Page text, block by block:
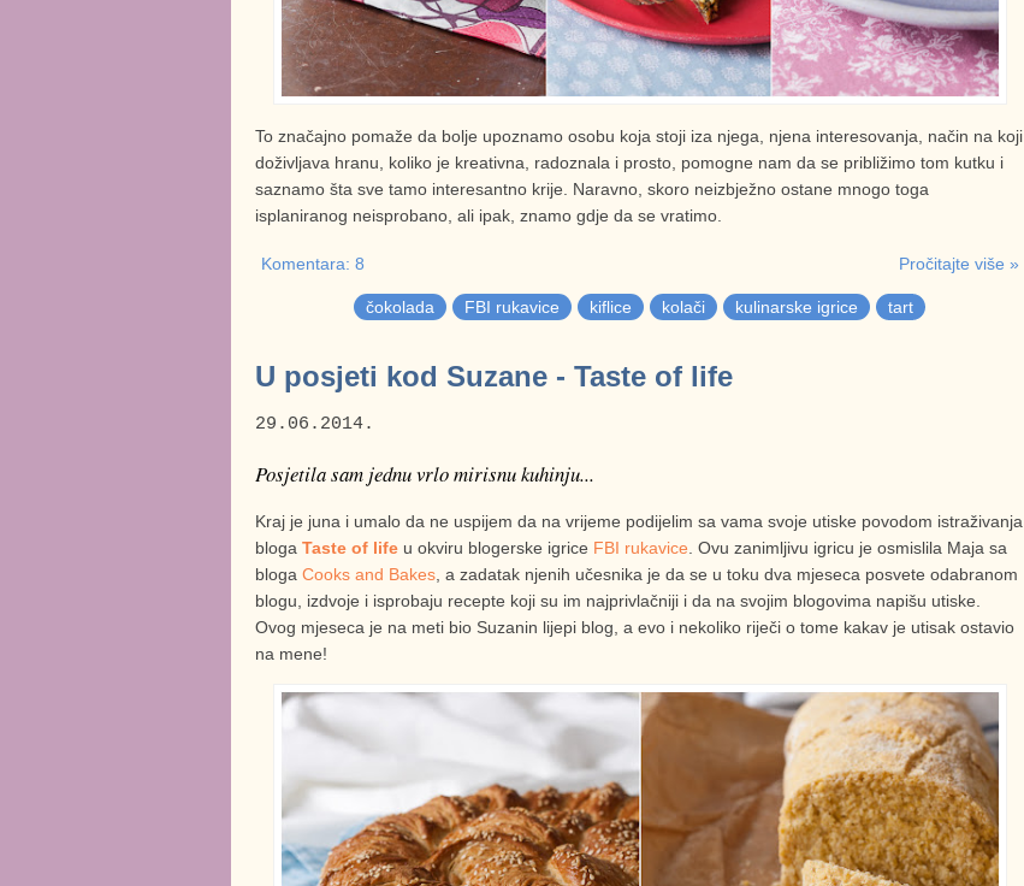
To značajno pomaže da bolje upoznamo osobu koja stoji iza njega, njena interesovanja, način na koji
doživljava hranu, koliko je kreativna, radoznala i prosto, pomogne nam da se približimo tom kutku i
saznamo šta sve tamo interesantno krije. Naravno, skoro neizbježno ostane mnogo toga
isplaniranog neisprobano, ali ipak, znamo gdje da se vratimo.
Komentara: 8 Pročitajte više »
čokolada FBI rukavice kiflice kolači kulinarske igrice tart
U posjeti kod Suzane - Taste of life
29.06.2014.
Posjetila sam jednu vrlo mirisnu kuhinju...
Kraj je juna i umalo da ne uspijem da na vrijeme podijelim sa vama svoje utiske povodom istraživanja
bloga Taste of life u okviru blogerske igrice FBI rukavice . Ovu zanimljivu igricu je osmislila Maja sa
bloga Cooks and Bakes , a zadatak njenih učesnika je da se u toku dva mjeseca posvete odabranom
blogu, izdvoje i isprobaju recepte koji su im najprivlačniji i da na svojim blogovima napišu utiske.
Ovog mjeseca je na meti bio Suzanin lijepi blog, a evo i nekoliko riječi o tome kakav je utisak ostavio
na mene!